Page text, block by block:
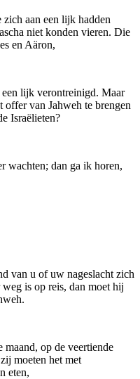
aan een lijk hadden
niet konden vieren. Die
en Aäron,
een lijk verontreinigd. Maar
offer van Jahweh te brengen
Israëlieten?
wachten; dan ga ik horen,
van u of uw nageslacht zich
is op reis, dan moet hij
maand, op de veertiende
moeten het met
eten,